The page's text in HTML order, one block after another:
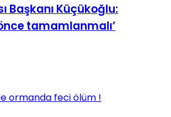
Başkanı Küçükoğlu:
tamamlanmalı’
ormanda feci ölüm !